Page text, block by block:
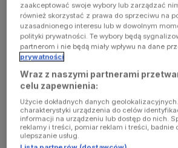
(see the
browser
console for
more
information)
zaakceptować swoje wybory lub zarządzać
również skorzystać z prawa do sprzeciwu na
uzasadnionego interesu lub w dowolnym
polityki prywatności. Te wybory będą
partnerom i nie będą miały wpływu na dane
prywatności
Wraz z naszymi partnerami
celu zapewnienia:
Użycie dokładnych danych
charakterystyki urządzenia do celów
informacji na urządzeniu lub dostęp do nich.
reklamy i treści, pomiar reklam i treści, badnie
ulepszanie usług.